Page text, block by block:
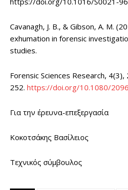
Cavanagh, J. B., & Gibson, A. M.
exhumation in forensic
studies.
Forensic Sciences Research, 4(3),
252. https://doi.org/10.1080/
Για την έρευνα-επεξεργασία
Κοκοτσάκης Βασίλειος
Τεχνικός σύμβουλος